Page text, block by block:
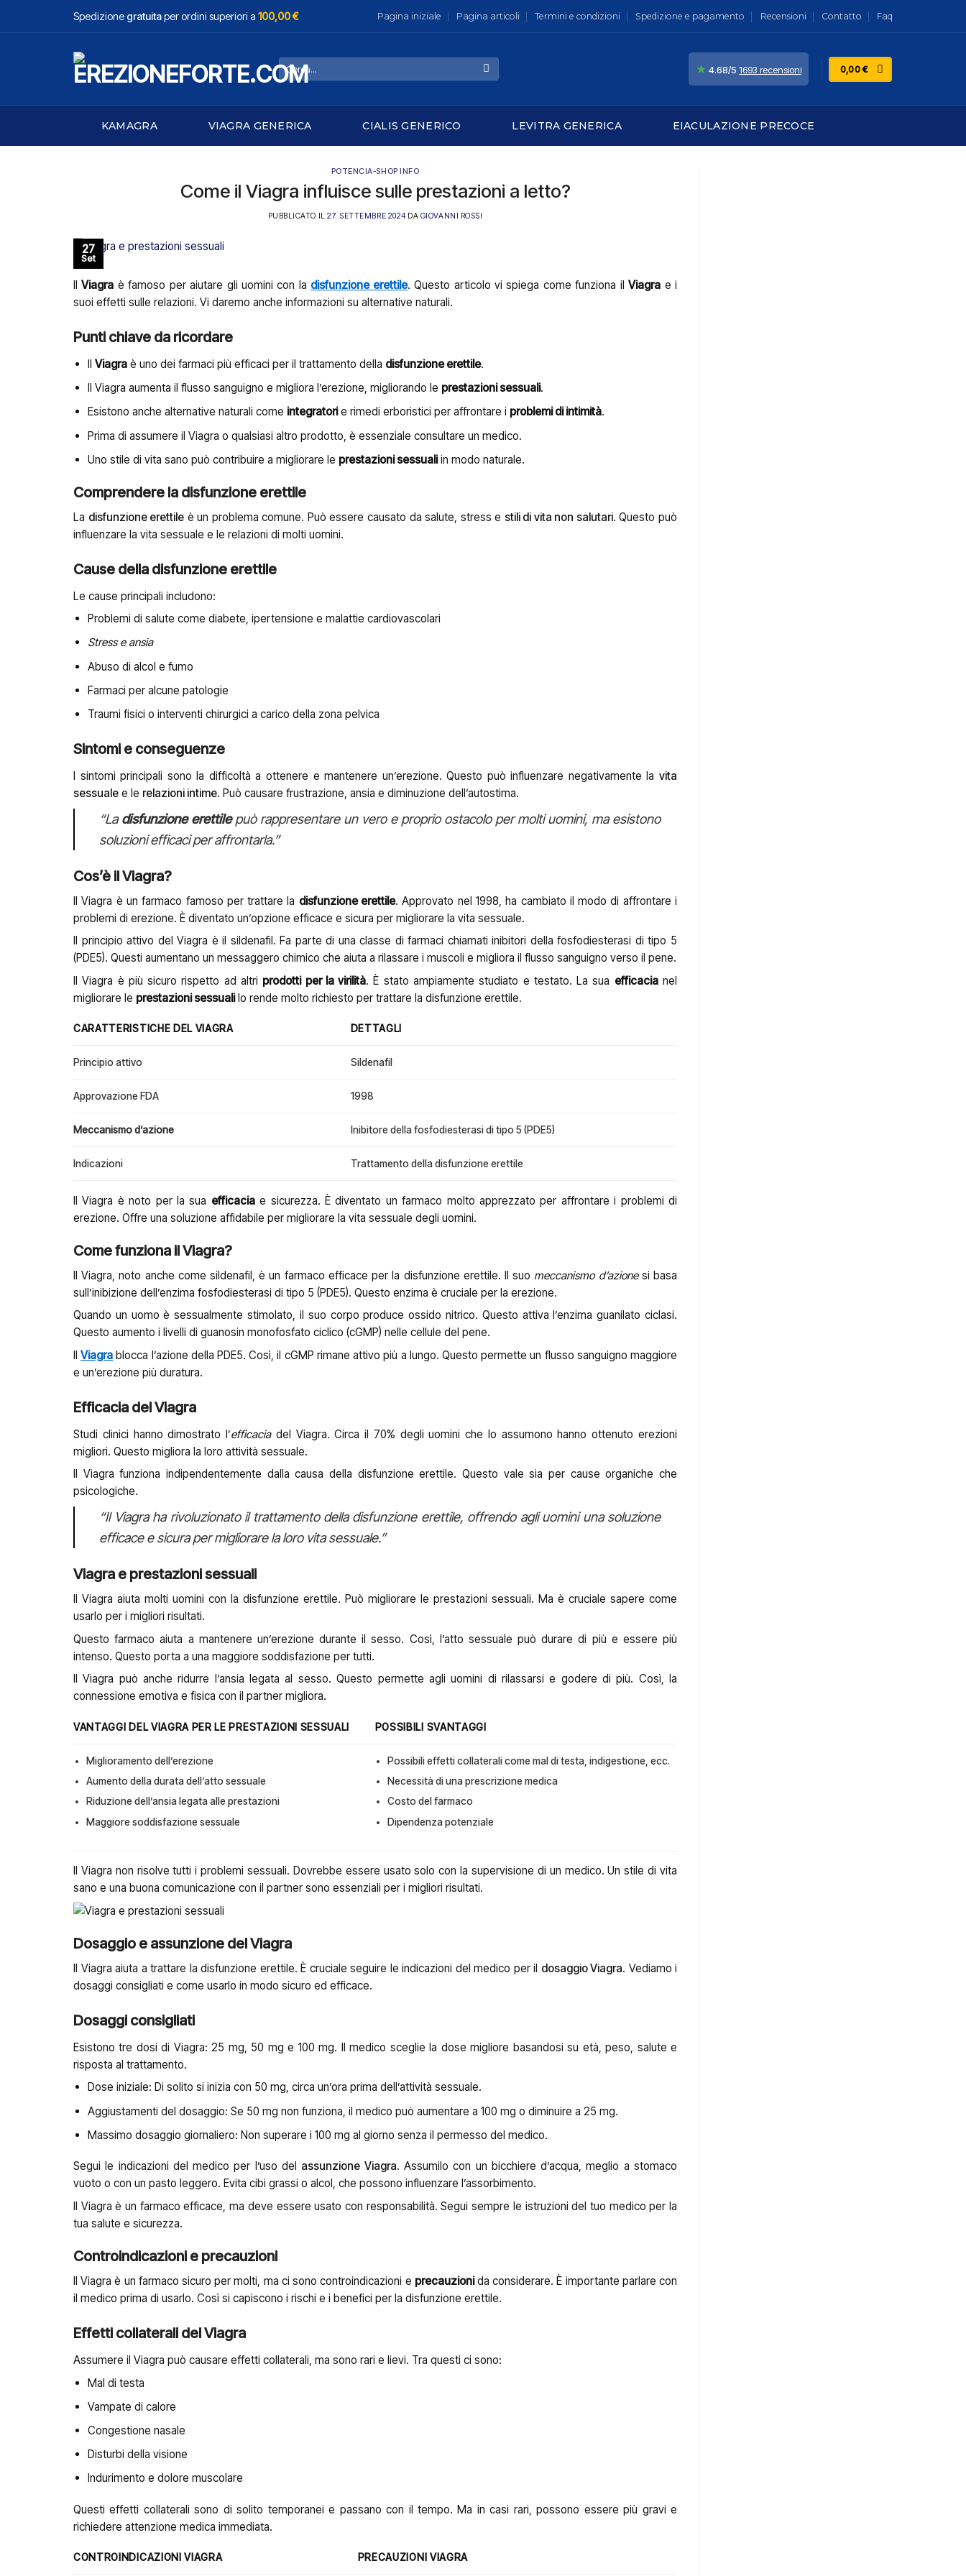
Spedizione gratuitaper ordini superiori a 100,00 € Pagina iniziale Pagina articoli Termini e condizioni Spedizione e pagamento Recensioni Contatto Faq
Cerca: ★ 4.68/5 1693 recensioni 0,00€
KAMAGRA VIAGRA GENERICA CIALIS GENERICO LEVITRA GENERICA EIACULAZIONE PRECOCE
POTENCIA-SHOP INFO
Come il Viagra influisce sulle prestazioni a letto?
PUBBLICATO IL27. SETTEMBRE 2024 DA GIOVANNI ROSSI
27
Set
IlViagra è famoso per aiutare gli uomini con la disfunzione erettile. Questo articolo vi spiega come funziona ilViagra e i
suoi effetti sulle relazioni. Vi daremo anche informazioni su alternative naturali.
Punti chiave da ricordare
Viagraè uno dei farmaci più efficaci per il trattamento della disfunzione erettile.
Il Viagra aumenta il flusso sanguigno e migliora l’erezione, migliorando le prestazioni sessuali.
Esistono anche alternative naturali come integratorie rimedi erboristici per affrontare i problemi di intimità.
Prima di assumere il Viagra o qualsiasi altro prodotto, è essenziale consultare un medico.
Uno stile di vita sano può contribuire a migliorare le prestazioni sessualiin modo naturale.
Comprendere la disfunzione erettile
La disfunzione erettile è un problema comune. Può essere causato da salute, stress e stili di vita non salutari. Questo può
influenzare la vita sessuale e le relazioni di molti uomini.
Cause della disfunzione erettile
Le cause principali includono:
Problemi di salute come diabete, ipertensione e malattie cardiovascolari
Stress e ansia
Abuso di alcol e fumo
Farmaci per alcune patologie
Traumi fisici o interventi chirurgici a carico della zona pelvica
Sintomi e conseguenze
I sintomi principali sono la difficoltà a ottenere e mantenere un’erezione. Questo può influenzare negativamente la vita
sessuale e le relazioni intime. Può causare frustrazione, ansia e diminuzione dell’autostima.
“Ladisfunzione erettilepuò rappresentare un vero e proprio ostacolo per molti uomini, ma esistono
soluzioni efficaci per affrontarla.”
Cos’è il Viagra?
Il Viagra è un farmaco famoso per trattare la disfunzione erettile. Approvato nel 1998, ha cambiato il modo di affrontare i
problemi di erezione. È diventato un’opzione efficace e sicura per migliorare la vita sessuale.
Il principio attivo del Viagra è il sildenafil. Fa parte di una classe di farmaci chiamati inibitori della fosfodiesterasi di tipo 5
(PDE5). Questi aumentano un messaggero chimico che aiuta a rilassare i muscoli e migliora il flusso sanguigno verso il pene.
Il Viagra è più sicuro rispetto ad altri prodotti per la virilità. È stato ampiamente studiato e testato. La sua efficacianel
migliorare le prestazioni sessualilo rende molto richiesto per trattare la disfunzione erettile.
CARATTERISTICHE DEL VIAGRA DETTAGLI
Principio attivo Sildenafil
Approvazione FDA 1998
Meccanismo d’azione Inibitore della fosfodiesterasi di tipo 5 (PDE5)
Indicazioni Trattamento della disfunzione erettile
Il Viagra è noto per la sua efficaciae sicurezza. È diventato un farmaco molto apprezzato per affrontare i problemi di
erezione. Offre una soluzione affidabile per migliorare la vita sessuale degli uomini.
Come funziona il Viagra?
Il Viagra, noto anche come sildenafil, è un farmaco efficace per la disfunzione erettile. Il suo meccanismo d’azionesi basa
sull’inibizione dell’enzima fosfodiesterasi di tipo 5 (PDE5). Questo enzima è cruciale per la erezione.
Quando un uomo è sessualmente stimolato, il suo corpo produce ossido nitrico. Questo attiva l’enzima guanilato ciclasi.
Questo aumento i livelli di guanosin monofosfato ciclico (cGMP) nelle cellule del pene.
IlViagra blocca l’azione della PDE5. Così, il cGMP rimane attivo più a lungo. Questo permette un flusso sanguigno maggiore
e un’erezione più duratura.
Efficacia del Viagra
Studi clinici hanno dimostrato l’efficaciadel Viagra. Circa il 70% degli uomini che lo assumono hanno ottenuto erezioni
migliori. Questo migliora la loro attività sessuale.
Il Viagra funziona indipendentemente dalla causa della disfunzione erettile. Questo vale sia per cause organiche che
psicologiche.
“Il Viagra ha rivoluzionato il trattamento della disfunzione erettile, offrendo agli uomini una soluzione
efficace e sicura per migliorare la loro vita sessuale.”
Viagra e prestazioni sessuali
Il Viagra aiuta molti uomini con la disfunzione erettile. Può migliorare le prestazioni sessuali. Ma è cruciale sapere come
usarlo per i migliori risultati.
Questo farmaco aiuta a mantenere un’erezione durante il sesso. Così, l’atto sessuale può durare di più e essere più
intenso. Questo porta a una maggiore soddisfazione per tutti.
Il Viagra può anche ridurre l’ansia legata al sesso. Questo permette agli uomini di rilassarsi e godere di più. Così, la
connessione emotiva e fisica con il partner migliora.
VANTAGGI DEL VIAGRA PER LE PRESTAZIONI SESSUALI POSSIBILI SVANTAGGI
Miglioramento dell’erezione
Aumento della durata dell’atto sessuale
Riduzione dell’ansia legata alle prestazioni
Maggiore soddisfazione sessuale
Possibili effetti collaterali come mal di testa, indigestione, ecc.
Necessità di una prescrizione medica
Costo del farmaco
Dipendenza potenziale
Il Viagra non risolve tutti i problemi sessuali. Dovrebbe essere usato solo con la supervisione di un medico. Un stile di vita
sano e una buona comunicazione con il partner sono essenziali per i migliori risultati.
Dosaggio e assunzione del Viagra
Il Viagra aiuta a trattare la disfunzione erettile. È cruciale seguire le indicazioni del medico per il dosaggio Viagra. Vediamo i
dosaggi consigliati e come usarlo in modo sicuro ed efficace.
Dosaggi consigliati
Esistono tre dosi di Viagra: 25 mg, 50 mg e 100 mg. Il medico sceglie la dose migliore basandosi su età, peso, salute e
risposta al trattamento.
Dose iniziale: Di solito si inizia con 50 mg, circa un’ora prima dell’attività sessuale.
Aggiustamenti del dosaggio: Se 50 mg non funziona, il medico può aumentare a 100 mg o diminuire a 25 mg.
Massimo dosaggio giornaliero: Non superare i 100 mg al giorno senza il permesso del medico.
Segui le indicazioni del medico per l’uso del assunzione Viagra. Assumilo con un bicchiere d’acqua, meglio a stomaco
vuoto o con un pasto leggero. Evita cibi grassi o alcol, che possono influenzare l’assorbimento.
Il Viagra è un farmaco efficace, ma deve essere usato con responsabilità. Segui sempre le istruzioni del tuo medico per la
tua salute e sicurezza.
Controindicazioni e precauzioni
Il Viagra è un farmaco sicuro per molti, ma ci sono controindicazioni e precauzionida considerare. È importante parlare con
il medico prima di usarlo. Così si capiscono i rischi e i benefici per la disfunzione erettile.
Effetti collaterali del Viagra
Assumere il Viagra può causare effetti collaterali, ma sono rari e lievi. Tra questi ci sono:
Mal di testa
Vampate di calore
Congestione nasale
Disturbi della visione
Indurimento e dolore muscolare
Questi effetti collaterali sono di solito temporanei e passano con il tempo. Ma in casi rari, possono essere più gravi e
richiedere attenzione medica immediata.
CONTROINDICAZIONI VIAGRA PRECAUZIONI VIAGRA